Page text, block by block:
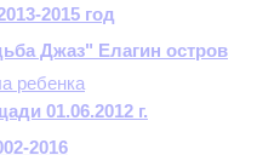
ребенка
2015 год
Джаз" Елагин остров
01.06.2012 г.
2016